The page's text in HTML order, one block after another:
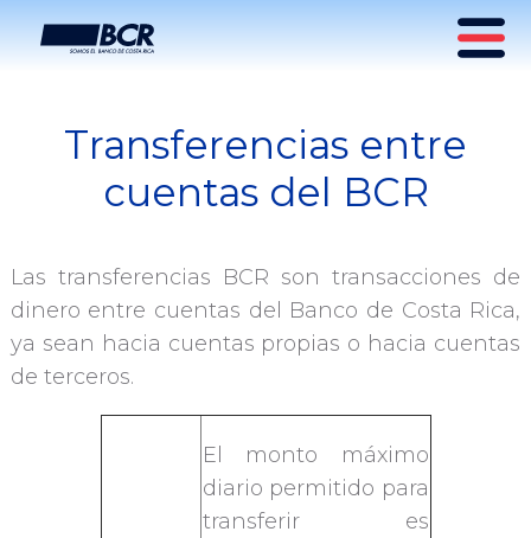
Transferencias BCR
Transferencias entre
cuentas del BCR
Las transferencias BCR son transacciones de
dinero entre cuentas del Banco de Costa Rica,
ya sean hacia cuentas propias o hacia cuentas
de terceros.
El monto máximo
diario permitido para
transferir es